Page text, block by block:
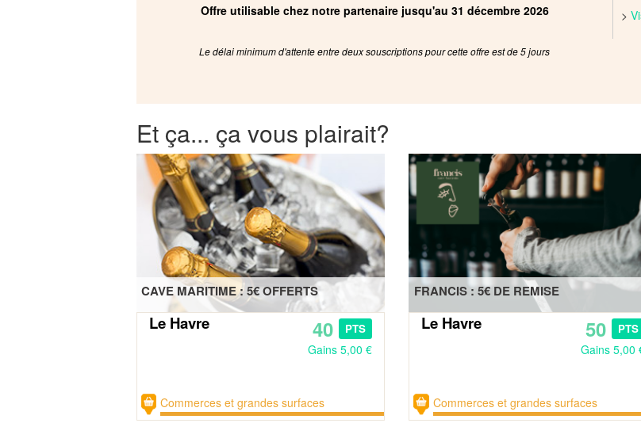
Offre utilisable chez notre partenaire jusqu'au 31 décembre 2026
Le délai minimum d'attente entre deux souscriptions pour cette offre est de 5 jours
>
Et ça... ça vous plairait?
CAVE MARITIME : 5€ OFFERTS
Le Havre 40 PTS
Gains 5,00 €
Commerces et grandes surfaces
FRANCIS : 5€ DE REMISE
Le Havre 50 PTS
Gains 5,00
Commerces et grandes surfaces